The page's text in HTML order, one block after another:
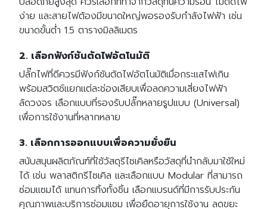
ง่าย และสายไฟต้องมีขนาดใหญ่พอรองรับกำลังไฟฟ้า เช่น
ขนาดขั้นต่ำ 1.5 ตารางมิลลิเมตร
2. เลือกฟังก์ชันตัดไฟอัตโนมัติ
ปลั๊กไฟที่ดีควรมีฟังก์ชันตัดไฟอัตโนมัติเมื่อกระแสไฟเกิน
พร้อมสวิตช์แยกแต่ละช่องเสียบเพื่อลดความเสี่ยงไฟฟ้า
ลัดวงจร เลือกแบบที่รองรับปลั๊กหลายรูปแบบ (Universal)
เพื่อการใช้งานที่หลากหลาย
3. เลือกการออกแบบเพื่อความยั่งยืน
สนับสนุนผลิตภัณฑ์ที่ใช้วัสดุรีไซเคิลหรือวัสดุที่นำกลับมาใช้ใหม่
ได้ เช่น พลาสติกรีไซเคิล และเลือกแบบ Modular ที่สามารถ
ซ่อมแซมได้ แทนการทิ้งทั้งชิ้น เลือกแบรนด์ที่มีการรับประกัน
คุณภาพและบริการซ่อมแซม เพื่อยืดอายุการใช้งาน ลดขยะ